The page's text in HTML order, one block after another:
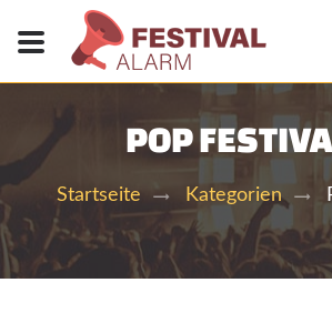
POP
Startseite Kategorien